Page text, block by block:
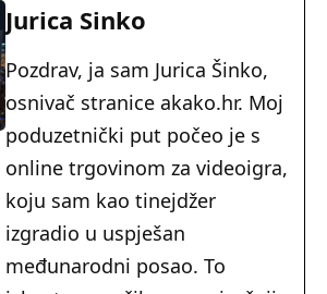
Jurica Sinko
Pozdrav, ja sam Jurica Šinko,
osnivač stranice akako.hr. Moj
poduzetnički put počeo je s
online trgovinom za videoigra,
koju sam kao tinejdžer
izgradio u uspješan
međunarodni posao. To